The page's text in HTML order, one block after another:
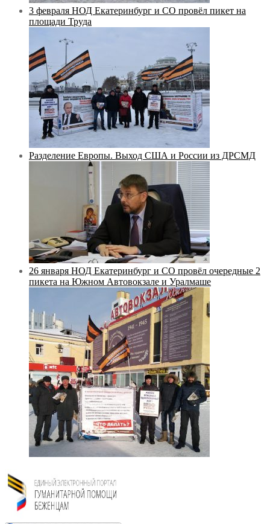
3 февраля НОД Екатеринбург и СО провёл пикет на
площади Труда
Разделение Европы. Выход США и России из ДРСМД
26 января НОД Екатеринбург и СО провёл очередные 2
пикета на Южном Автовокзале и Уралмаше